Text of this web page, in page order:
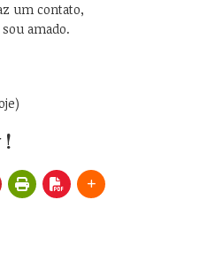
um contato,
amado.
!